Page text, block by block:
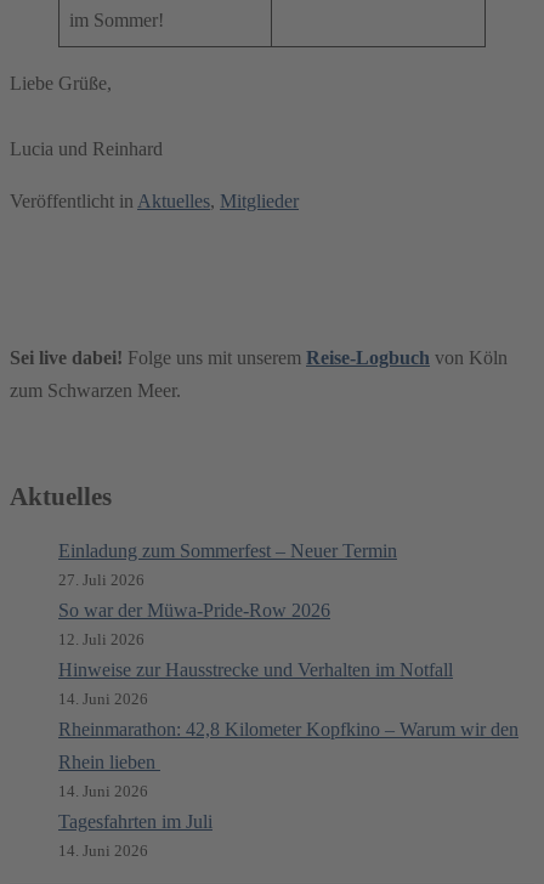
im Sommer!
Liebe Grüße,
Lucia und Reinhard
Veröffentlicht in Aktuelles, Mitglieder
Sei live dabei! Folge uns mit unserem Reise-Logbuch von Köln
zum Schwarzen Meer.
Aktuelles
Einladung zum Sommerfest – Neuer Termin
27. Juli 2026
So war der Müwa-Pride-Row 2026
12. Juli 2026
Hinweise zur Hausstrecke und Verhalten im Notfall
14. Juni 2026
Rheinmarathon: 42,8 Kilometer Kopfkino – Warum wir den
Rhein lieben
14. Juni 2026
Tagesfahrten im Juli
14. Juni 2026